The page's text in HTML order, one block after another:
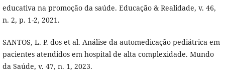
educativa na promoção da saúde. Educação & Realidade, v. 46,
n. 2, p. 1-2, 2021.
SANTOS, L. P. dos et al. Análise da automedicação pediátrica em
pacientes atendidos em hospital de alta complexidade. Mundo
da Saúde, v. 47, n. 1, 2023.